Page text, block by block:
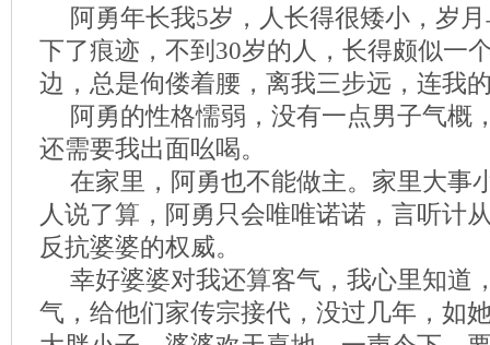
阿勇年长我5岁，人长得很矮小，岁
下了痕迹，不到30岁的人，长得颇似一
边，总是佝偻着腰，离我三步远，连我
阿勇的性格懦弱，没有一点男子气概
还需要我出面吆喝。
在家里，阿勇也不能做主。家里大事
人说了算，阿勇只会唯唯诺诺，言听计
反抗婆婆的权威。
幸好婆婆对我还算客气，我心里知道
气，给他们家传宗接代，没过几年，如